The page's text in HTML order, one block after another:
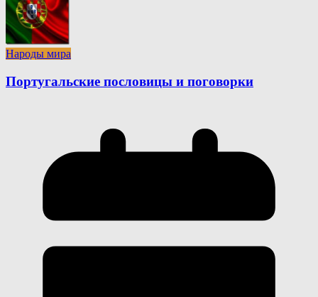
Народы мира
Португальские пословицы и поговорки